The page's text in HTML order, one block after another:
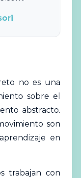
no es una
sobre el
abstracto.
son
en
trabajan con